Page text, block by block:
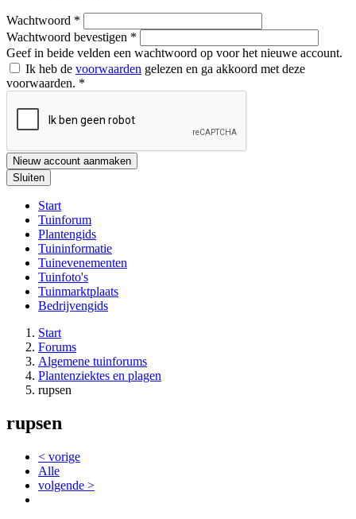
Wachtwoord *
Wachtwoord bevestigen *
Geef in beide velden een wachtwoord op voor het nieuwe account.
Ik heb de voorwaarden gelezen en ga akkoord met deze
voorwaarden. *
Nieuw account aanmaken
Sluiten
Start
Tuinforum
Plantengids
Tuininformatie
Tuinevenementen
Tuinfoto's
Tuinmarktplaats
Bedrijvengids
Start
Forums
Algemene tuinforums
Plantenziektes en plagen
rupsen
rupsen
< vorige
Alle
volgende >